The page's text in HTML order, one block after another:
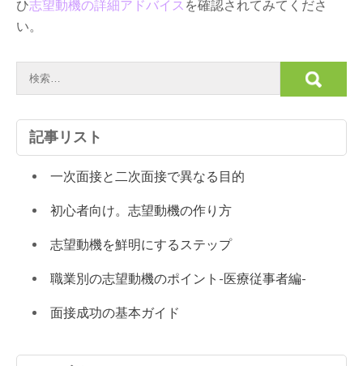
ひ志望動機の詳細アドバイス を確認されてみてくださ
い。
記事リスト
一次面接と二次面接で異なる目的
初心者向け。志望動機の作り方
志望動機を鮮明にするステップ
職業別の志望動機のポイント-医療従事者編-
面接成功の基本ガイド